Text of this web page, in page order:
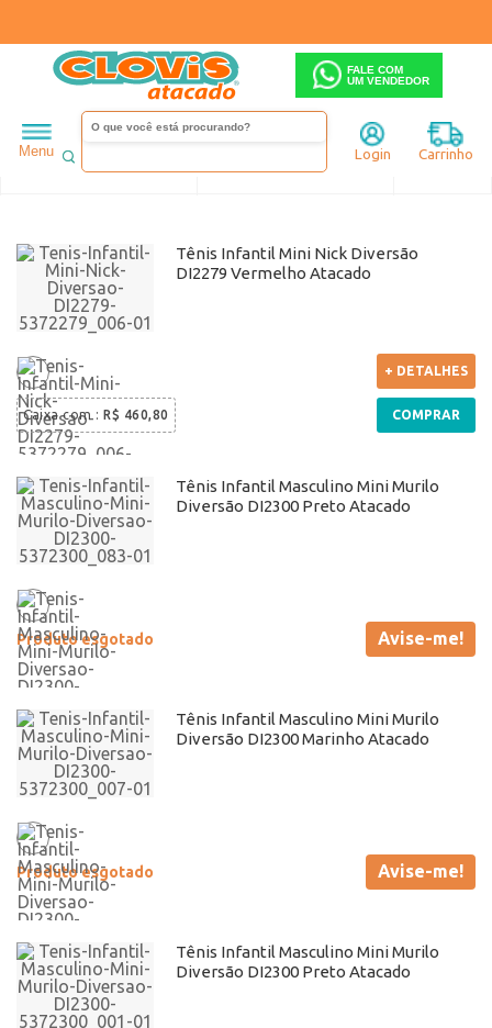
FALE COM
UM VENDEDOR
Menu Login Carrinho
Infantil Diversão
Ordenar Filtrar
Tênis Infantil Mini Nick Diversão
DI2279 Vermelho Atacado
Caixa com : R$ 460,80
+ DETALHES
COMPRAR
Tênis Infantil Masculino Mini Murilo
Diversão DI2300 Preto Atacado
Produto esgotado Avise-me!
Tênis Infantil Masculino Mini Murilo
Diversão DI2300 Marinho Atacado
Produto esgotado Avise-me!
Tênis Infantil Masculino Mini Murilo
Diversão DI2300 Preto Atacado